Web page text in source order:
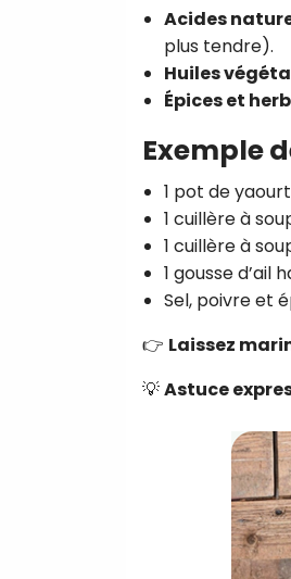
Acides
plus tendre).
Huiles
Épices et
Exemple
1 pot de
1 cuillère à
1 cuillère à
1 gousse d’ail
Sel, poivre et
👉 Laissez
💡Astuce